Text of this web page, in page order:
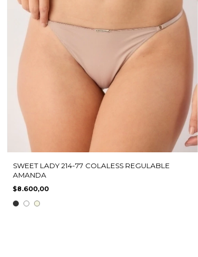
SWEET LADY 214-77 COLALESS REGULABLE
AMANDA
$8.600,00